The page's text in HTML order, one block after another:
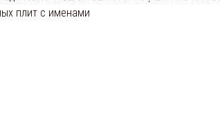
плит с именами